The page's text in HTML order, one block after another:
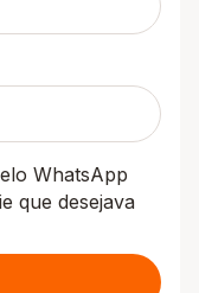
WhatsApp
que desejava